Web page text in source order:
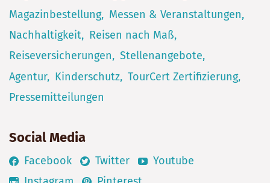
Magazinbestellung
Messen & Veranstaltungen
Nachhaltigkeit
Reisen nach Maß
Reiseversicherungen
Stellenangebote
Agentur
Kinderschutz TourCert Zertifizierung
Pressemitteilungen
Social Media
Facebook Twitter
Youtube